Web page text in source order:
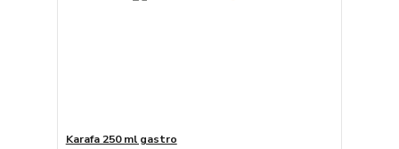
Karafa 250 ml gastro